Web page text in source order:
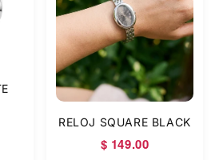
RELOJ SQUARE BLACK
$ 149.00